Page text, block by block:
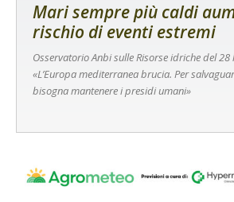
Mari sempre più caldi
rischio di eventi estremi
Osservatorio Anbi sulle Risorse idriche del 28
«L’Europa mediterranea brucia. Per
bisogna mantenere i presidi umani»